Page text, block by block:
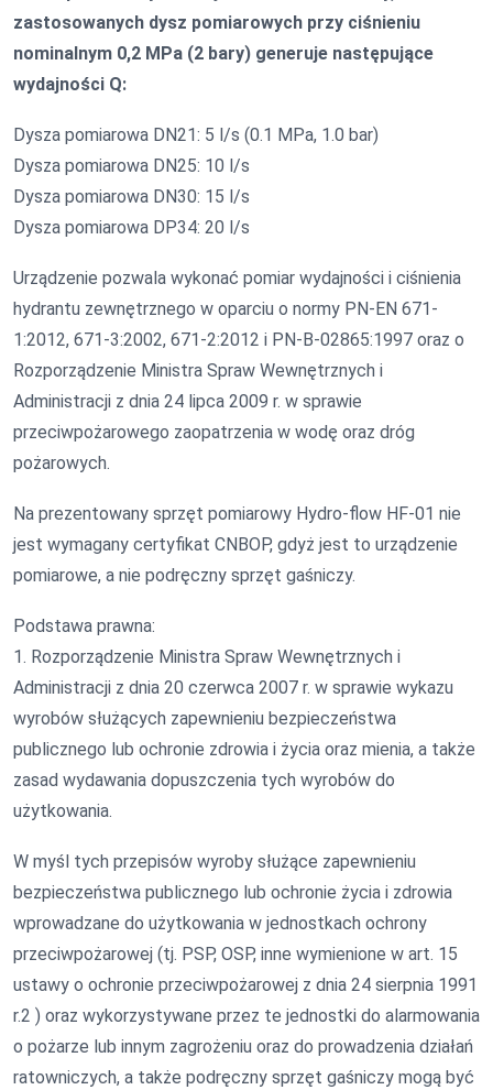
zastosowanych dysz pomiarowych przy ciśnieniu
nominalnym 0,2 MPa (2 bary) generuje następujące
wydajności Q:
Dysza pomiarowa DN21: 5 l/s (0.1 MPa, 1.0 bar)
Dysza pomiarowa DN25: 10 l/s
Dysza pomiarowa DN30: 15 l/s
Dysza pomiarowa DP34: 20 l/s
Urządzenie pozwala wykonać pomiar wydajności i ciśnienia
hydrantu zewnętrznego w oparciu o normy PN-EN 671-
1:2012, 671-3:2002, 671-2:2012 i PN-B-02865:1997 oraz o
Rozporządzenie Ministra Spraw Wewnętrznych i
Administracji z dnia 24 lipca 2009 r. w sprawie
przeciwpożarowego zaopatrzenia w wodę oraz dróg
pożarowych.
Na prezentowany sprzęt pomiarowy Hydro-flow HF-01 nie
jest wymagany certyfikat CNBOP, gdyż jest to urządzenie
pomiarowe, a nie podręczny sprzęt gaśniczy.
Podstawa prawna:
1. Rozporządzenie Ministra Spraw Wewnętrznych i
Administracji z dnia 20 czerwca 2007 r. w sprawie wykazu
wyrobów służących zapewnieniu bezpieczeństwa
publicznego lub ochronie zdrowia i życia oraz mienia, a także
zasad wydawania dopuszczenia tych wyrobów do
użytkowania.
W myśl tych przepisów wyroby służące zapewnieniu
bezpieczeństwa publicznego lub ochronie życia i zdrowia
wprowadzane do użytkowania w jednostkach ochrony
przeciwpożarowej (tj. PSP, OSP, inne wymienione w art. 15
ustawy o ochronie przeciwpożarowej z dnia 24 sierpnia 1991
r.2 ) oraz wykorzystywane przez te jednostki do alarmowania
o pożarze lub innym zagrożeniu oraz do prowadzenia działań
ratowniczych, a także podręczny sprzęt gaśniczy mogą być